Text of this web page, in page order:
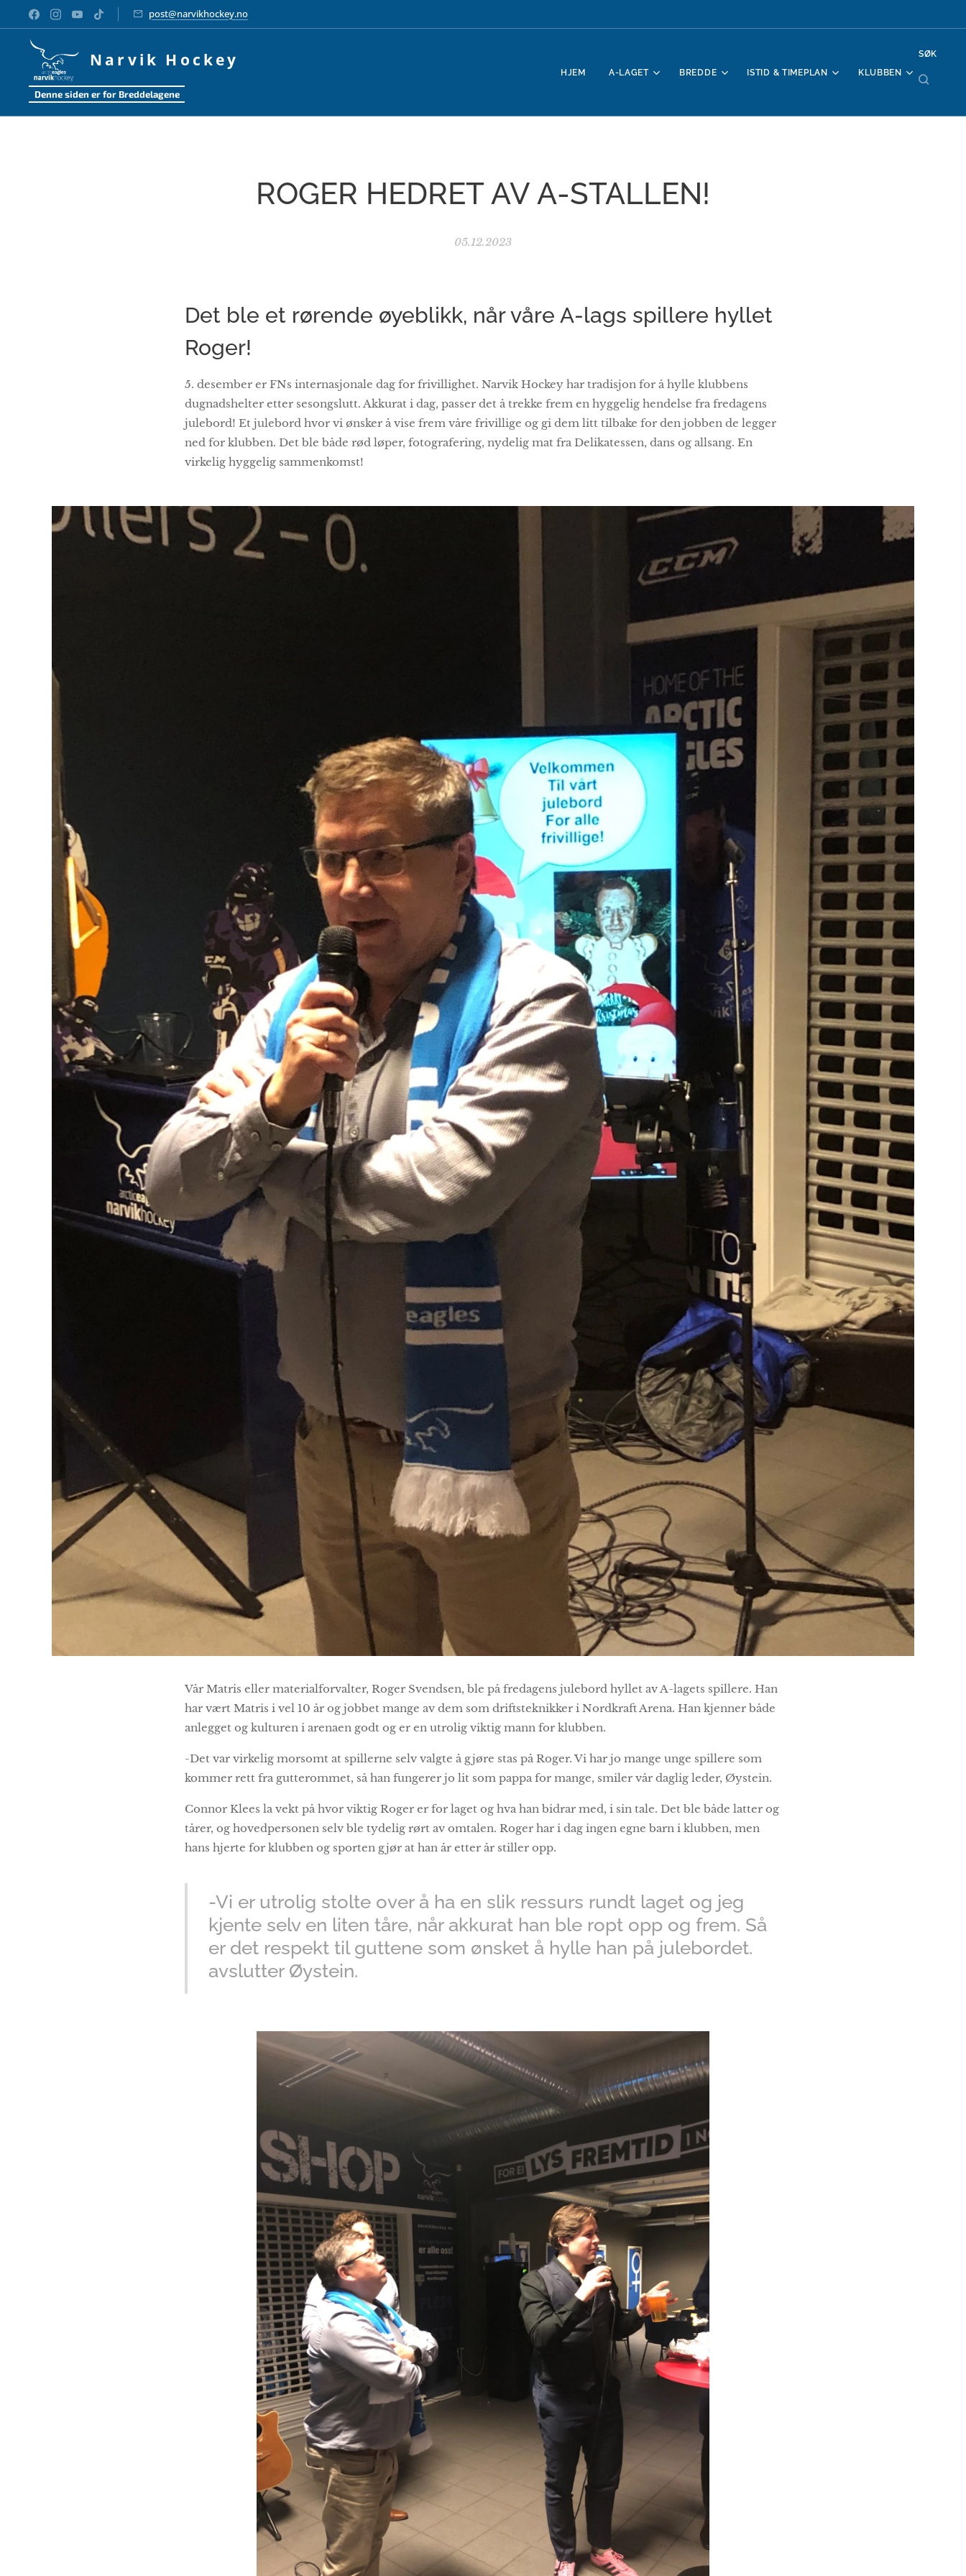
post@narvikhockey.no
Narvik Hockey
Denne siden er for Breddelagene
HJEM A-LAGET BREDDE ISTID & TIMEPLAN KLUBBEN
SØK
ROGER HEDRET AV A-STALLEN!
05.12.2023
Det ble et rørende øyeblikk, når våre A-lags spillere hyllet
Roger!
5. desember er FNs internasjonale dag for frivillighet. Narvik Hockey har tradisjon for å hylle klubbens
dugnadshelter etter sesongslutt. Akkurat i dag, passer det å trekke frem en hyggelig hendelse fra fredagens
julebord! Et julebord hvor vi ønsker å vise frem våre frivillige og gi dem litt tilbake for den jobben de legger
ned for klubben. Det ble både rød løper, fotografering, nydelig mat fra Delikatessen, dans og allsang. En
virkelig hyggelig sammenkomst!
Vår Matris eller materialforvalter, Roger Svendsen, ble på fredagens julebord hyllet av A-lagets spillere. Han
har vært Matris i vel 10 år og jobbet mange av dem som driftsteknikker i Nordkraft Arena. Han kjenner både
anlegget og kulturen i arenaen godt og er en utrolig viktig mann for klubben.
-Det var virkelig morsomt at spillerne selv valgte å gjøre stas på Roger. Vi har jo mange unge spillere som
kommer rett fra gutterommet, så han fungerer jo lit som pappa for mange, smiler vår daglig leder, Øystein.
Connor Klees la vekt på hvor viktig Roger er for laget og hva han bidrar med, i sin tale. Det ble både latter og
tårer, og hovedpersonen selv ble tydelig rørt av omtalen. Roger har i dag ingen egne barn i klubben, men
hans hjerte for klubben og sporten gjør at han år etter år stiller opp.
-Vi er utrolig stolte over å ha en slik ressurs rundt laget og jeg
kjente selv en liten tåre, når akkurat han ble ropt opp og frem. Så
er det respekt til guttene som ønsket å hylle han på julebordet.
avslutter Øystein.